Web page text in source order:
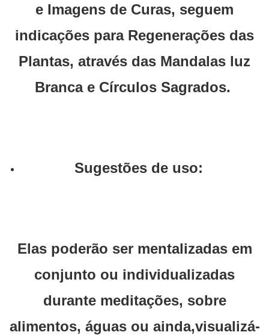
e Imagens de Curas, seguem
indicações para Regenerações das
Plantas, através das Mandalas luz
Branca e Círculos Sagrados.
Sugestões de uso:
Elas poderão ser mentalizadas em
conjunto ou individualizadas
durante meditações, sobre
alimentos, águas ou ainda,visualizá-